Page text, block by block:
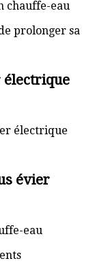
chauffe-eau
prolonger sa
électrique
électrique
évier
eau